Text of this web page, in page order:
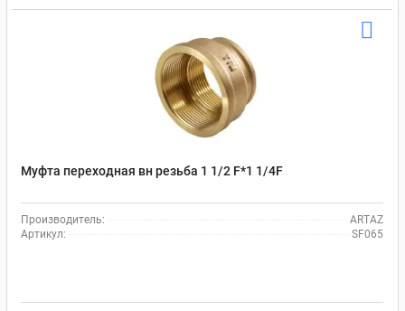
Муфта переходная вн резьба 1 1/2 F*1 1/4F
Производитель:
ARTAZ
Артикул:
SF065